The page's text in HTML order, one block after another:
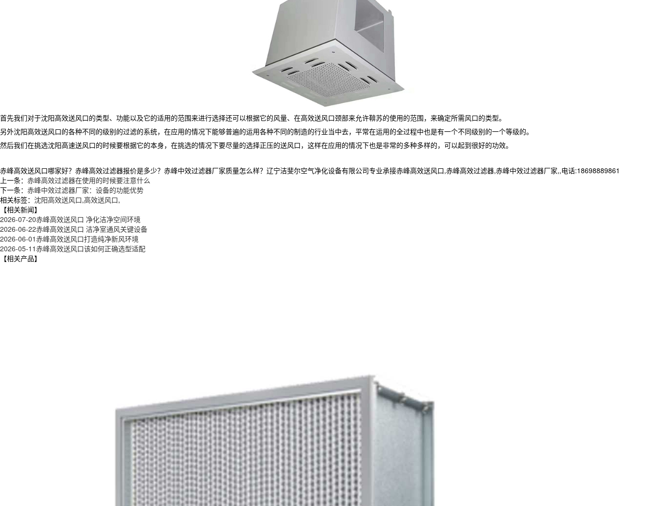
首先我们对于沈阳高效送风口的类型、功能以及它的适用的范围来进行选择还可以根据它的风量、在高效送风口颈部来允许鞥苏的使用的范围，来确定所需风口的类型。
另外沈阳高效送风口的各种不同的级别的过滤的系统，在应用的情况下能够普遍的运用各种不同的制造的行业当中去，平常在运用的全过程中也是有一个不同级别的一个等级的。
然后我们在挑选沈阳高速送风口的时候要根据它的本身，在挑选的情况下要尽量的选择正压的送风口，这样在应用的情况下也是非常的多种多样的，可以起到很好的功效。
赤峰高效送风口哪家好？赤峰高效过滤器报价是多少？赤峰中效过滤器厂家质量怎么样？辽宁洁斐尔空气净化设备有限公司专业承接赤峰高效送风口,赤峰高效过滤器,赤峰中效过滤器厂家,,电话:18698889861
上一条： 赤峰高效过滤器在使用的时候要注意什么
下一条： 赤峰中效过滤器厂家：设备的功能优势
相关标签： 沈阳高效送风口,高效送风口,
【相关新闻】
2026-07-20赤峰高效送风口 净化洁净空间环境
2026-06-22赤峰高效送风口 洁净室通风关键设备
2026-06-01赤峰高效送风口打造纯净新风环境
2026-05-11赤峰高效送风口该如何正确选型适配
【相关产品】